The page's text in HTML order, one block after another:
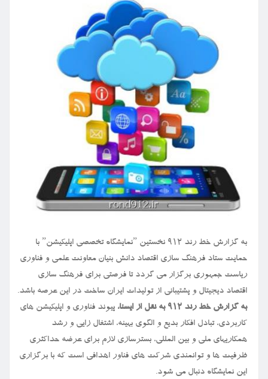
به گزارش خط رند ۹۱۲ نخستین ˮنمایشگاه تخصصی اپلیکیشنˮ با
حمایت ستاد فرهنگ سازی اقتصاد دانش بنیان معاونت علمی و فناوری
ریاست جمهوری برگزار می گردد تا فرصتی برای فرهنگ سازی
اقتصاد دیجیتال و پشتیبانی از تولیدات ایران ساخت در این عرصه باشد.
به گزارش خط رند ۹۱۲ به نقل از ایسنا،
پیوند فناوری و اپلیکیشن های
کاربردی، تبادل افکار بدیع و الگوی بهینه، اشتغال زایی و رشد
همکاریهای ملی و بین المللی، بسترسازی لازم برای عرضه حداکثری
ظرفیت ها و توانمندی شرکت های فناور اهدافی است که با برگزاری
این نمایشگاه دنبال می شود.